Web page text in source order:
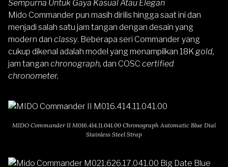
Sempurna Untuk Gaya Kasual Atau Elegan
Mido Commander pun masih dirilis hingga saat ini dan
menjadi salah satu jam tangan dengan desain yang
modern dan classy. Beberapa seri Commander yang
cukup dikenal adalah model yang menampilkan 18Kgold,
jam tangan chronograph, dan COSC certified
chronometer.
MIDO Commander II M016.414.11.041.00 Chronograph Automatic Blue Dial
Stainless Steel Strap